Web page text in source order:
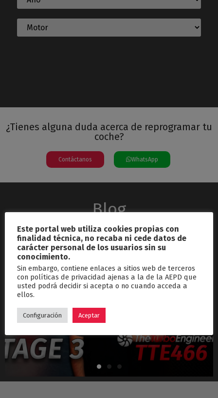
¿Tienes alguna duda acerca de reprogramar tu
coche?
Contáctanos WhatsApp
Blog
septiembre 26, 2024
Hyundai i30N Stage 3 – Turbo TTE466
Este portal web utiliza cookies propias con
finalidad técnica, no recaba ni cede datos de
carácter personal de los usuarios sin su
conocimiento.
Sin embargo, contiene enlaces a sitios web de terceros
con políticas de privacidad ajenas a la de la AEPD que
usted podrá decidir si acepta o no cuando acceda a
ellos.
Configuración Aceptar